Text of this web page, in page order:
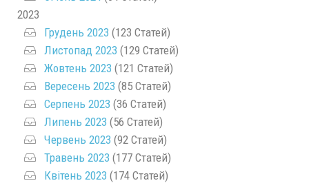
2023
Грудень 2023 (123 Статей)
Листопад 2023 (129 Статей)
Жовтень 2023 (121 Статей)
Вересень 2023 (85 Статей)
Серпень 2023 (36 Статей)
Липень 2023 (56 Статей)
Червень 2023 (92 Статей)
Травень 2023 (177 Статей)
Квітень 2023 (174 Статей)